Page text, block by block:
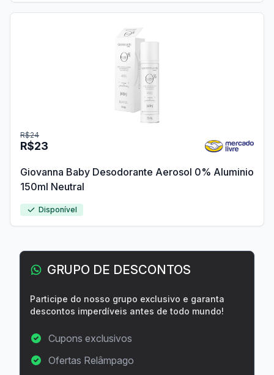
R$23
R$24
Giovanna Baby Desodorante Aerosol 0% Aluminio
150ml Neutral
Disponível
GRUPO DE DESCONTOS
Participe do nosso grupo exclusivo e garanta
descontos imperdíveis antes de todo mundo!
Cupons exclusivos
Ofertas Relâmpago